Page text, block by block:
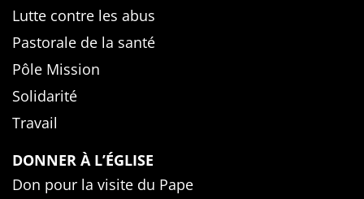
Lutte contre les abus
Pastorale de la santé
Pôle Mission
Solidarité
Travail
DONNER À L’ÉGLISE
Don pour la visite du Pape